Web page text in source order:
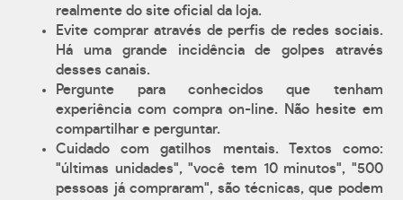
realmente do site oficial da loja.
Evite comprar através de perfis de redes sociais.
Há uma grande incidência de golpes através
desses canais.
Pergunte para conhecidos que tenham
experiência com compra on-line. Não hesite em
compartilhar e perguntar.
Cuidado com gatilhos mentais. Textos como:
"últimas unidades", "você tem 10 minutos", "500
pessoas já compraram", são técnicas, que podem